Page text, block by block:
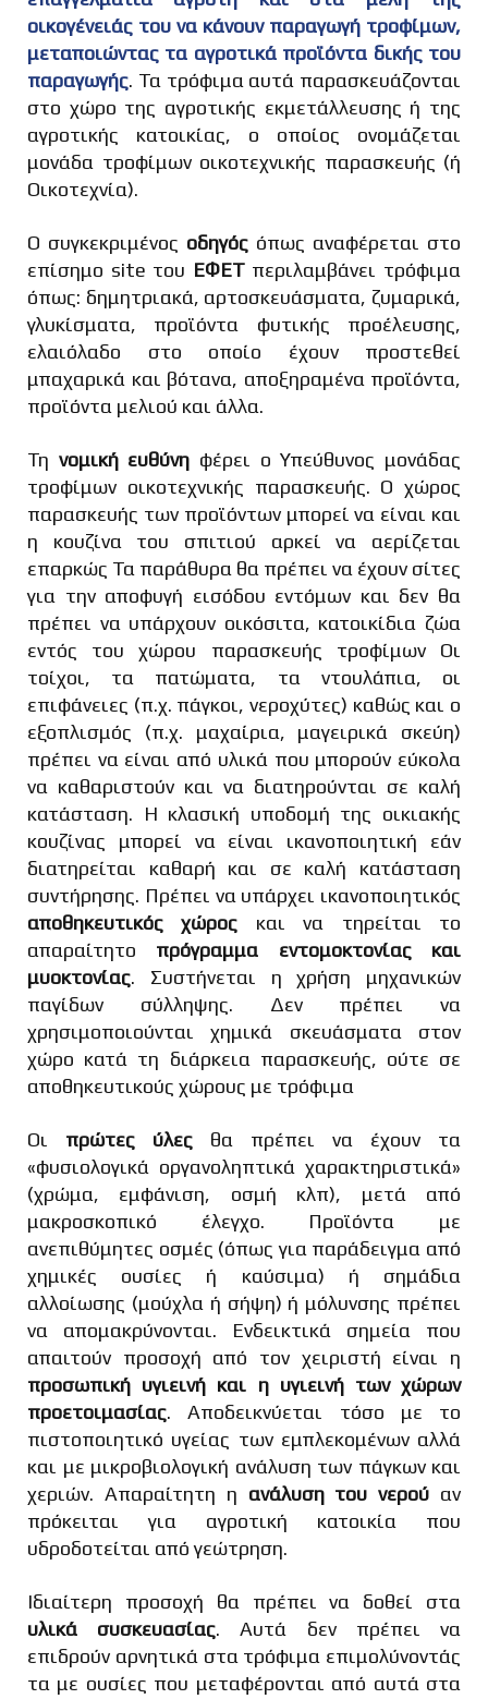
οικογένειάς του να κάνουν παραγωγή τροφίμων,
μεταποιώντας τα αγροτικά προϊόντα δικής του
παραγωγής. Τα τρόφιμα αυτά παρασκευάζονται
στο χώρο της αγροτικής εκμετάλλευσης ή της
αγροτικής κατοικίας, ο οποίος ονομάζεται
μονάδα τροφίμων οικοτεχνικής παρασκευής (ή
Οικοτεχνία).
Ο συγκεκριμένος οδηγός όπως αναφέρεται στο
επίσημο site του ΕΦΕΤπεριλαμβάνει τρόφιμα
όπως: δημητριακά, αρτοσκευάσματα, ζυμαρικά,
γλυκίσματα, προϊόντα φυτικής προέλευσης,
ελαιόλαδο στο οποίο έχουν προστεθεί
μπαχαρικά και βότανα, αποξηραμένα προϊόντα,
προϊόντα μελιού και άλλα.
Τη νομική ευθύνη φέρει ο Υπεύθυνος μονάδας
τροφίμων οικοτεχνικής παρασκευής. Ο χώρος
παρασκευής των προϊόντων μπορεί να είναι και
η κουζίνα του σπιτιού αρκεί να αερίζεται
επαρκώς Τα παράθυρα θα πρέπει να έχουν σίτες
για την αποφυγή εισόδου εντόμων και δεν θα
πρέπει να υπάρχουν οικόσιτα, κατοικίδια ζώα
εντός του χώρου παρασκευής τροφίμων Οι
τοίχοι, τα πατώματα, τα ντουλάπια, οι
επιφάνειες (π.χ. πάγκοι, νεροχύτες) καθώς και ο
εξοπλισμός (π.χ. μαχαίρια, μαγειρικά σκεύη)
πρέπει να είναι από υλικά που μπορούν εύκολα
να καθαριστούν και να διατηρούνται σε καλή
κατάσταση. Η κλασική υποδομή της οικιακής
κουζίνας μπορεί να είναι ικανοποιητική εάν
διατηρείται καθαρή και σε καλή κατάσταση
συντήρησης. Πρέπει να υπάρχει ικανοποιητικός
αποθηκευτικός χώρος και να τηρείται το
απαραίτητο πρόγραμμα εντομοκτονίας και
μυοκτονίας. Συστήνεται η χρήση μηχανικών
παγίδων σύλληψης. Δεν πρέπει να
χρησιμοποιούνται χημικά σκευάσματα στον
χώρο κατά τη διάρκεια παρασκευής, ούτε σε
αποθηκευτικούς χώρους με τρόφιμα
Οι πρώτες ύλες θα πρέπει να έχουν τα
«φυσιολογικά οργανοληπτικά χαρακτηριστικά»
(χρώμα, εμφάνιση, οσμή κλπ), μετά από
μακροσκοπικό έλεγχο. Προϊόντα με
ανεπιθύμητες οσμές (όπως για παράδειγμα από
χημικές ουσίες ή καύσιμα) ή σημάδια
αλλοίωσης (μούχλα ή σήψη) ή μόλυνσης πρέπει
να απομακρύνονται. Ενδεικτικά σημεία που
απαιτούν προσοχή από τον χειριστή είναι η
προσωπική υγιεινή και η υγιεινή των χώρων
προετοιμασίας. Αποδεικνύεται τόσο με το
πιστοποιητικό υγείας των εμπλεκομένων αλλά
και με μικροβιολογική ανάλυση των πάγκων και
χεριών. Απαραίτητη η ανάλυση του νερού αν
πρόκειται για αγροτική κατοικία που
υδροδοτείται από γεώτρηση.
Ιδιαίτερη προσοχή θα πρέπει να δοθεί στα
υλικά συσκευασίας. Αυτά δεν πρέπει να
επιδρούν αρνητικά στα τρόφιμα επιμολύνοντάς
τα με ουσίες που μεταφέρονται από αυτά στα